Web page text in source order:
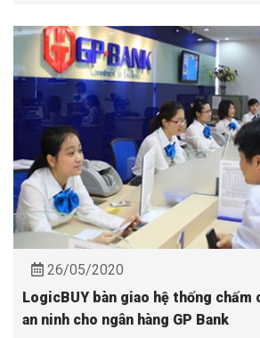
26/05/2020
LogicBUY bàn giao hệ thống chấm
an ninh cho ngân hàng GP Bank